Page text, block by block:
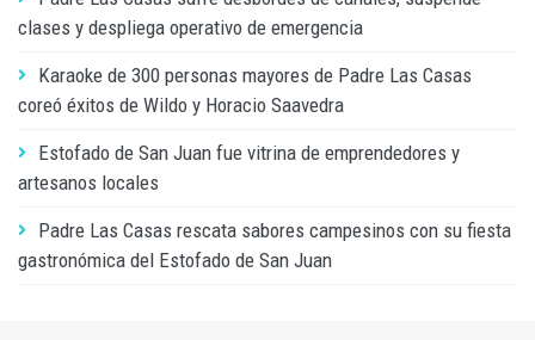
clases y despliega operativo de emergencia
Karaoke de 300 personas mayores de Padre Las Casas
coreó éxitos de Wildo y Horacio Saavedra
Estofado de San Juan fue vitrina de emprendedores y
artesanos locales
Padre Las Casas rescata sabores campesinos con su fiesta
gastronómica del Estofado de San Juan